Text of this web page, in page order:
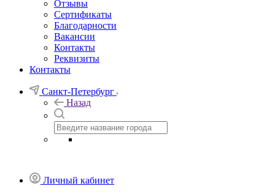
Отзывы
Сертификаты
Благодарности
Вакансии
Контакты
Реквизиты
Контакты
Санкт-Петербург
Назад
Личный кабинет